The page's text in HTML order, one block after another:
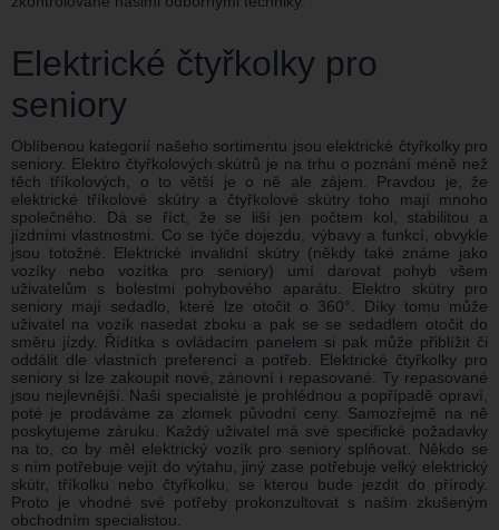
Elektrické čtyřkolky pro
seniory
Oblíbenou kategorií našeho sortimentu jsou elektrické čtyřkolky pro
seniory. Elektro čtyřkolových skútrů je na trhu o poznání méně než
těch tříkolových, o to větší je o ně ale zájem. Pravdou je, že
elektrické tříkolové skútry a čtyřkolové skútry toho mají mnoho
společného. Dá se říct, že se liší jen počtem kol, stabilitou a
jízdními vlastnostmi. Co se týče dojezdu, výbavy a funkcí, obvykle
jsou totožné. Elektrické invalidní skútry (někdy také známe jako
vozíky nebo vozítka pro seniory) umí darovat pohyb všem
uživatelům s bolestmi pohybového aparátu. Elektro skútry pro
seniory mají sedadlo, které lze otočit o 360°. Díky tomu může
uživatel na vozík nasedat zboku a pak se se sedadlem otočit do
směru jízdy. Řídítka s ovládacím panelem si pak může přiblížit či
oddálit dle vlastních preferencí a potřeb. Elektrické čtyřkolky pro
seniory si lze zakoupit nové, zánovní i repasované. Ty repasované
jsou nejlevnější. Naši specialisté je prohlédnou a popřípadě opraví,
poté je prodáváme za zlomek původní ceny. Samozřejmě na ně
poskytujeme záruku. Každý uživatel má své specifické požadavky
na to, co by měl elektrický vozík pro seniory splňovat. Někdo se
s ním potřebuje vejít do výtahu, jiný zase potřebuje velký elektrický
skútr, tříkolku nebo čtyřkolku, se kterou bude jezdit do přírody.
Proto je vhodné své potřeby prokonzultovat s naším zkušeným
obchodním specialistou.